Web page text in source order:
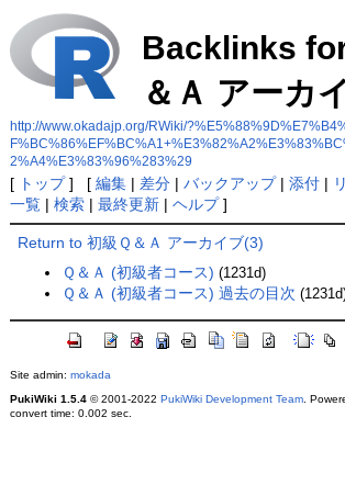
Backlinks
＆Ａ アーカ
http://www.okadajp.org/RWiki/
2%A4%E3%83%96%283%29
[ トップ] [ 編集| 差分| バックアップ| 添付|
一覧| 検索| 最終更新| ヘルプ]
Return to 初級Ｑ＆Ａ アーカイブ(3)
Ｑ＆Ａ (初級者コース) (1231d)
Ｑ＆Ａ (初級者コース) 過去の目次
Site admin: mokada
PukiWiki 1.5.4© 2001-2022 PukiWiki Development Team.
convert time: 0.002 sec.